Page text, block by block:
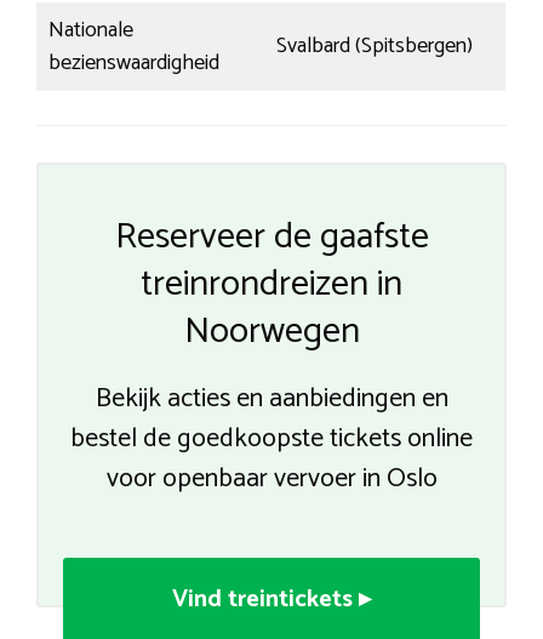
Nationale
bezienswaardigheid
Svalbard (Spitsbergen)
Reserveer de gaafste
treinrondreizen in
Noorwegen
Bekijk acties en aanbiedingen en
bestel de goedkoopste tickets online
voor openbaar vervoer in Oslo
Vind treintickets ▸